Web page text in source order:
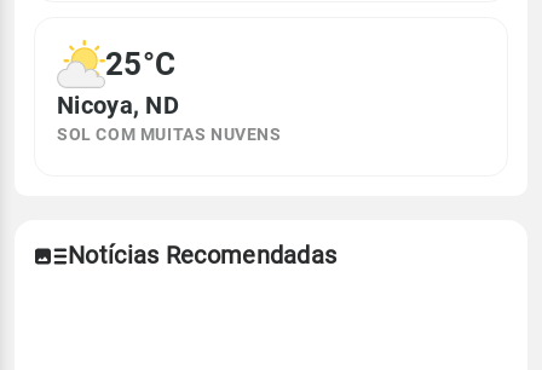
25°C
Nicoya, ND
SOL COM MUITAS NUVENS
Notícias Recomendadas